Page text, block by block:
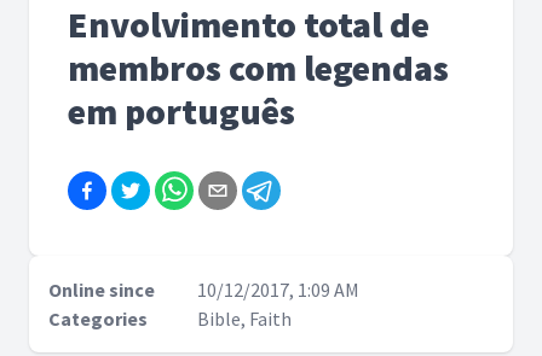
Envolvimento total de
membros com legendas
em português
Online since
10/12/2017, 1:09 AM
Categories
Bible, Faith